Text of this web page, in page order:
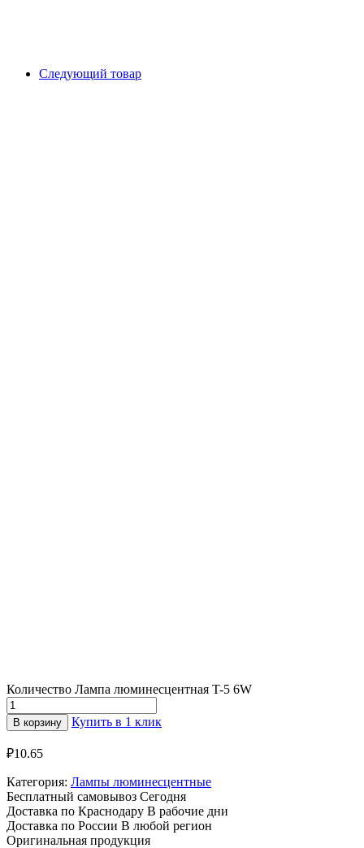
Следующий товар
Количество Лампа люминесцентная T-5 6W
В корзину Купить в 1 клик
₽10.65
Категория: Лампы люминесцентные
Бесплатный самовывоз Сегодня
Доставка по Краснодару В рабочие дни
Доставка по России В любой регион
Оригинальная продукция